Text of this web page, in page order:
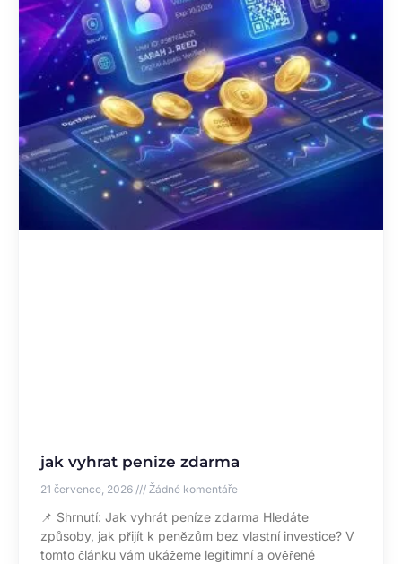
jak vyhrat penize zdarma
21 července, 2026 Žádné komentáře
📌 Shrnutí: Jak vyhrát peníze zdarma Hledáte
způsoby, jak přijít k penězům bez vlastní investice? V
tomto článku vám ukážeme legitimní a ověřené